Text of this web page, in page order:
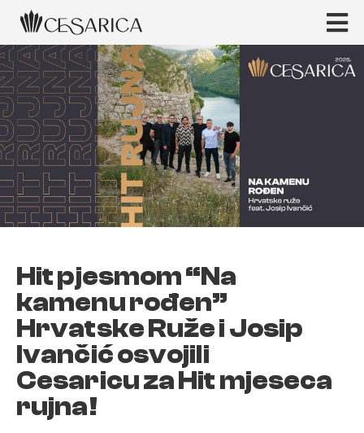
Hit pjesmom “Na
kamenu rođen”
Hrvatske Ruže i Josip
Ivančić osvojili
Cesaricu za Hit mjeseca
rujna!